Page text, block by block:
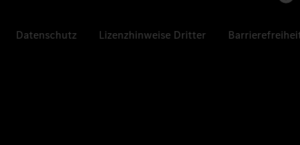
Datenschutz Lizenzhinweise Dritter